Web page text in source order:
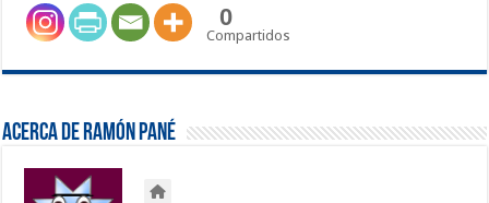
0
Compartidos
Acerca de Ramón Pané